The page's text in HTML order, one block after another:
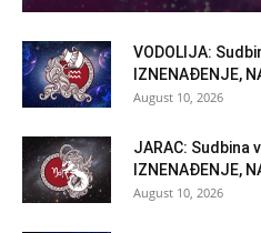
VODOLIJA:
IZNENAĐENJE,
August 10, 2026
JARAC: Sudbina
IZNENAĐENJE,
August 10, 2026